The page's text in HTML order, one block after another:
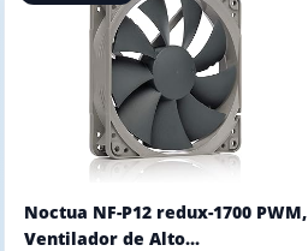
Noctua NF-P12 redux-1700 PWM,
Ventilador de Alto...